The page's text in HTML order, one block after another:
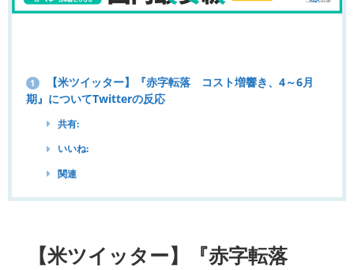
1
【米ツイッター】『赤字転落 コスト増響き、4～6月
期』についてTwitterの反応
共有:
いいね:
関連
【米ツイッター】『赤字転落